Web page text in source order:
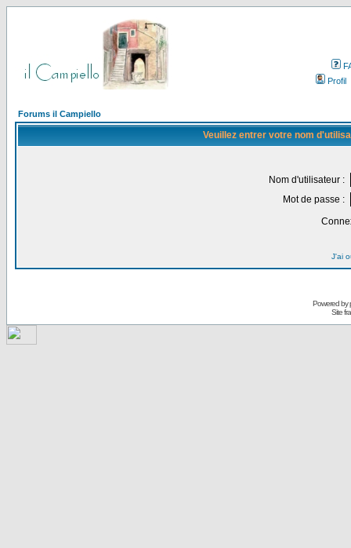
Profil
Forums il Campiello
Veuillez entrer votre nom
Nom d'utilisateur :
Mot de passe :
J'ai
Powered by
Site